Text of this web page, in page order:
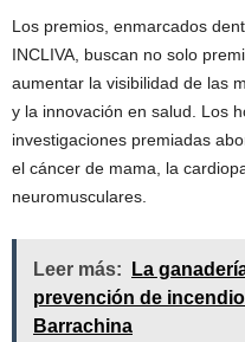
Los premios, enmarcados
INCLIVA, buscan no solo
aumentar la visibilidad de las
y la innovación en salud. Los
investigaciones premiadas
el cáncer de mama, la
neuromusculares.
Leer más:
La
prevención de
Barrachina